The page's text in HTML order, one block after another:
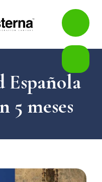
Española
5 meses